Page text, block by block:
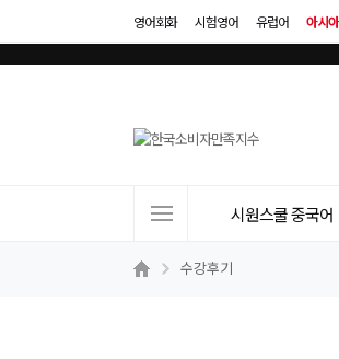
영어회화 시험영어 유럽어 아시
트
시원스쿨 중국어
수강후기